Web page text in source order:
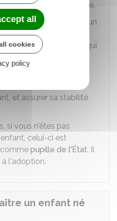
n'est pas adoptable.
sur votre décision, un
proposé par les
pendant les 3 années qui
enfant.
les relations
physique et
et assurer sa stabilité
si vous n'êtes pas
celui-ci est
pupille de l'État. Il
l'adoption.
un enfant né
all
cookies
policy